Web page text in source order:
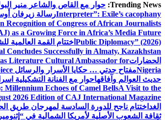
Trending News: حوار مع القاص والشاعر منير
Interpreter”: Exile’s cacophanyرسالة زيرفان
Recognition of Congress of African Journalists
as a Growing Force in Africa’s Media Future
Public Diplomacy” (2026) اختتام القمة العالمية
Concludes Successfully in Almaty, Kazakhstan
الحضاراتLiterature Cultural Ambassador for
Nigeriaمفتاح جدتي … حكايا الأسرار والرسائل
حديث العوالم وآفاقهاحوار مع الفنانة التشكيلية
Millennium Echoes of Camel BellsA Visit to the
2026 Edition of CAJ International Magazine
الغد اختتام ناجح للدورة السادسة لمهرجان طريق
ثقافة الشعوب الأصلية لأمريكا الشمالية في